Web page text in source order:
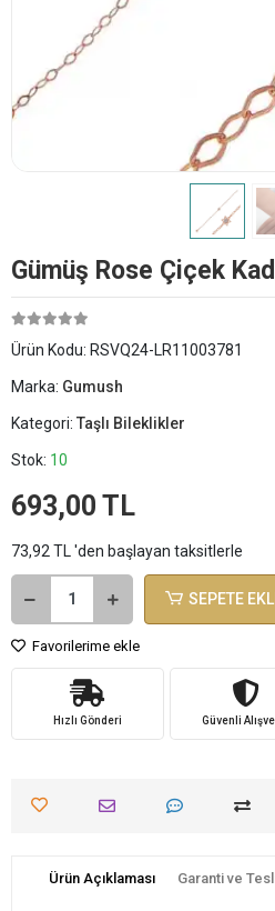
Gümüş Rose Çiçek
Ürün Kodu: RSVQ24-LR11003781
Marka: Gumush
Kategori: Taşlı Bileklikler
Stok: 10
693,00 TL
73,92 TL 'den başlayan taksitlerle
SEPETE
Favorilerime ekle
Hızlı Gönderi Güvenli
Ürün Açıklaması Garanti ve